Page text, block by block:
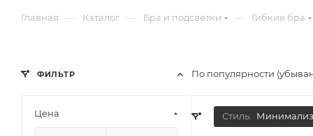
Главная — Каталог — Бра и подсветки — Гибкие бра
По популярности
Стиль:
ФИЛЬТР
Цена